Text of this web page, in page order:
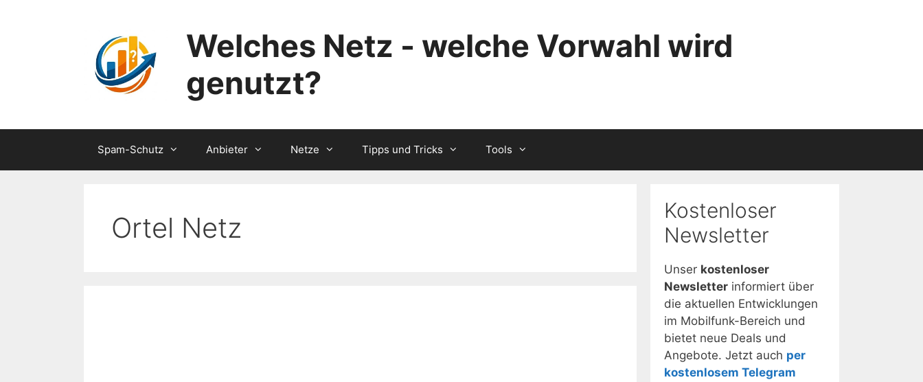
Welches Netz - welche Vorwahl wird
genutzt?
Spam-Schutz Anbieter Netze Tipps und Tricks Tools
Ortel Netz
Kostenloser
Newsletter
Unser kostenloser
Newsletter informiert über
die aktuellen Entwicklungen
im Mobilfunk-Bereich und
bietet neue Deals und
Angebote. Jetzt auch per
kostenlosem Telegram